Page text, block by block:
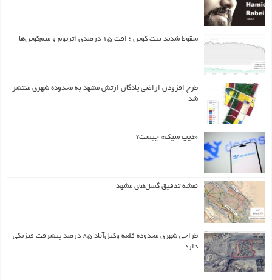
سقوط شدید بیت کوین ؛ افت ۱۵ درصدی اتریوم و میم‌کوین‌ها
طرح افزودن اراضی پادگان ارتش مشهد به محدوده شهری منتشر
شد
«دیپ سیک» چیست؟
نقشه تدقیق گسل‌های مشهد
طراحی شهری محدوده قلعه وکیل‌آباد ۸۵ درصد پیشرفت فیزیکی
دارد